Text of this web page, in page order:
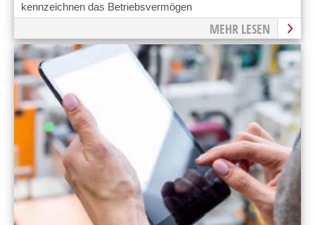
kennzeichnen das Betriebsvermögen
MEHR LESEN